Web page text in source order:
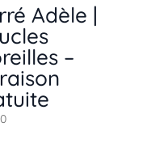
Adèle |
–